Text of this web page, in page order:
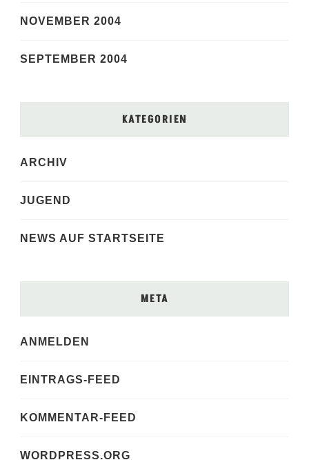
NOVEMBER 2004
SEPTEMBER 2004
KATEGORIEN
ARCHIV
JUGEND
NEWS AUF STARTSEITE
META
ANMELDEN
EINTRAGS-FEED
KOMMENTAR-FEED
WORDPRESS.ORG